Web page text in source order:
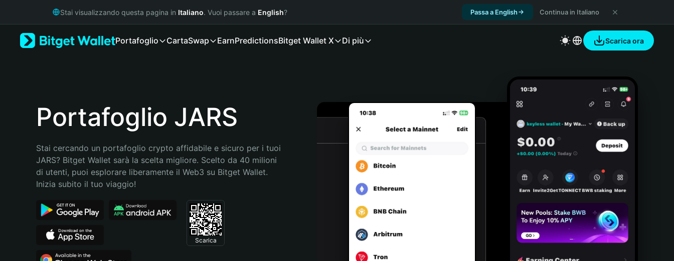
Русский
Bahasa Indonesia
Português (Brasil)
Stai visualizzando questa pagina in Italiano. Vuoi passare a English? Passa a English Continua in Italiano
Portafoglio CartaSwap EarnPredictionsBitget Wallet X Di più Scarica ora
Portafoglio JARS
Stai cercando un portafoglio crypto affidabile e sicuro per i tuoi
JARS? Bitget Wallet sarà la scelta migliore. Scelto da 40 milioni
di utenti, puoi esplorare liberamente il Web3 su Bitget Wallet.
Inizia subito il tuo viaggio!
Scarica